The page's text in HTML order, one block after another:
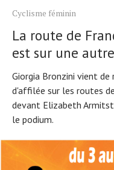
Cyclisme féminin
La route de
est sur une
Giorgia Bronzini vient
d'affilée sur les routes
devant Elizabeth
le podium.